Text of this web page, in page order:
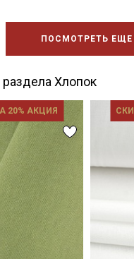
ПОСМОТРЕТЬ ЕЩЕ
Хлопок
20% АКЦИЯ